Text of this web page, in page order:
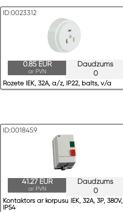
ID:0023312
Daudzums
0
0.85 EUR
ar PVN
Rozete IEK, 32A, a/z, IP22, balts, v/a
ID:0018459
Daudzums
0
41.27 EUR
ar PVN
Kontaktors ar korpusu IEK, 32A, 3P, 380V,
IP54